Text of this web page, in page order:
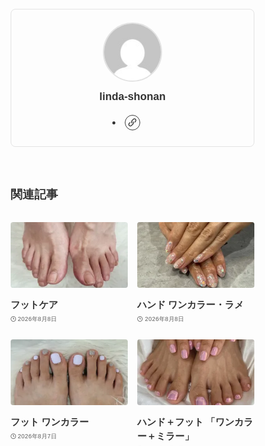
linda-shonan
関連記事
フットケア
2026年8月8日
ハンド ワンカラー・ラメ
2026年8月8日
フット ワンカラー
2026年8月7日
ハンド＋フット 「ワンカラ
ー＋ミラー」